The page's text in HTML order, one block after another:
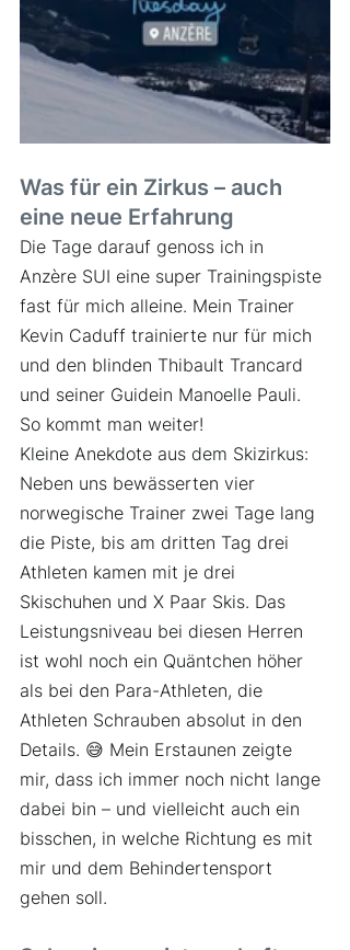
Was für ein Zirkus – auch
eine neue Erfahrung
Die Tage darauf genoss ich in
Anzère SUI eine super Trainingspiste
fast für mich alleine. Mein Trainer
Kevin Caduff trainierte nur für mich
und den blinden Thibault Trancard
und seiner Guidein Manoelle Pauli.
So kommt man weiter!
Kleine Anekdote aus dem Skizirkus:
Neben uns bewässerten vier
norwegische Trainer zwei Tage lang
die Piste, bis am dritten Tag drei
Athleten kamen mit je drei
Skischuhen und X Paar Skis. Das
Leistungsniveau bei diesen Herren
ist wohl noch ein Quäntchen höher
als bei den Para-Athleten, die
Athleten Schrauben absolut in den
Details. 😅 Mein Erstaunen zeigte
mir, dass ich immer noch nicht lange
dabei bin – und vielleicht auch ein
bisschen, in welche Richtung es mit
mir und dem Behindertensport
gehen soll.